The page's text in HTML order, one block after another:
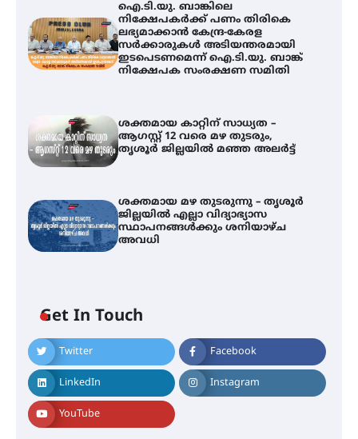
ഐ.ടി.യു. ബാങ്കിലെ
നിക്ഷേപകർക്ക് പണം തിരികെ
ലഭ്യമാക്കാൻ കേന്ദ്ര-കേരള
സർക്കാരുകൾ അടിയന്തരമായി
ഇടപെടണമെന്ന് ഐ.ടി.യു. ബാങ്ക്
നിക്ഷേപക സംരക്ഷണ സമിതി
ശക്തമായ കാറ്റിന് സാധ്യത –
ആഗസ്റ്റ് 12 വരെ മഴ തുടരും,
തൃശൂർ ജില്ലയിൽ മഞ്ഞ അലർട്ട്
ശക്തമായ മഴ തുടരുന്നു – തൃശൂർ
ജില്ലയിൽ എല്ലാ വിദ്യാഭ്യാസ
സ്ഥാപനങ്ങൾക്കും ശനിയാഴ്ച
അവധി
Get In Touch
Twitter Facebook
LinkedIn Instagram
YouTube
ഐ.ടി.യു. ബാങ്കിലെ
ശക്തമായ കാറ്റിന് സാധ്യത –
ആഗസ്റ്റ് 12 വരെ മഴ തുടരും,
തൃശൂർ ജില്ലയിൽ മഞ്ഞ അലർട്ട്